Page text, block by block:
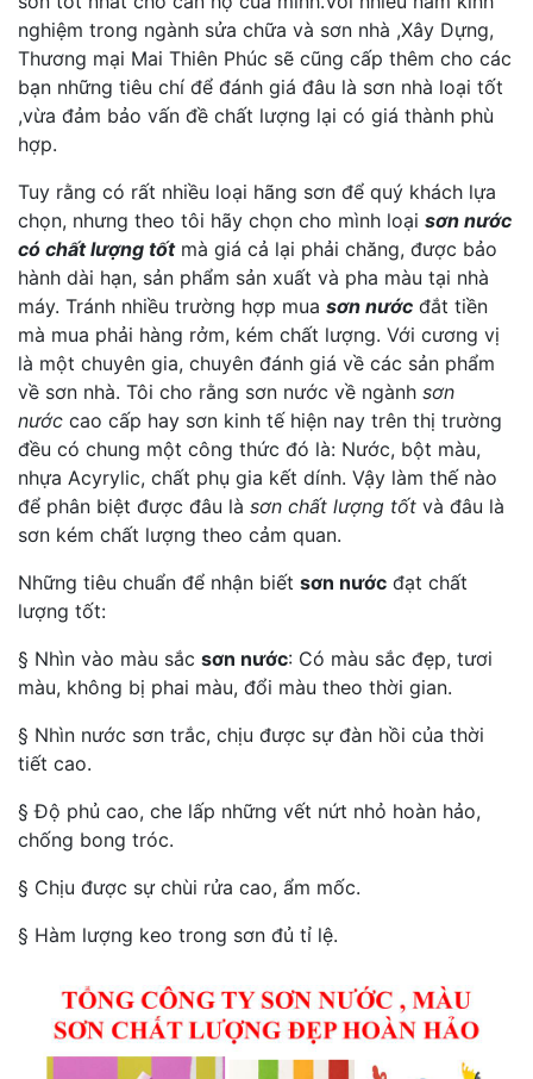
nghiệm trong ngành sửa chữa và sơn nhà ,Xây Dựng,
Thương mại Mai Thiên Phúc sẽ cũng cấp thêm cho các
bạn những tiêu chí để đánh giá đâu là sơn nhà loại tốt
,vừa đảm bảo vấn đề chất lượng lại có giá thành phù
hợp.
Tuy rằng có rất nhiều loại hãng sơn để quý khách lựa
chọn, nhưng theo tôi hãy chọn cho mình loại sơn nước
có chất lượng tốtmà giá cả lại phải chăng, được bảo
hành dài hạn, sản phẩm sản xuất và pha màu tại nhà
máy. Tránh nhiều trường hợp mua sơn nước đắt tiền
mà mua phải hàng rởm, kém chất lượng. Với cương vị
là một chuyên gia, chuyên đánh giá về các sản phẩm
về sơn nhà. Tôi cho rằng sơn nước về ngành sơn
nước cao cấp hay sơn kinh tế hiện nay trên thị trường
đều có chung một công thức đó là: Nước, bột màu,
nhựa Acyrylic, chất phụ gia kết dính. Vậy làm thế nào
để phân biệt được đâu là sơn chất lượng tốt và đâu là
sơn kém chất lượng theo cảm quan.
Những tiêu chuẩn để nhận biết sơn nước đạt chất
lượng tốt:
§ Nhìn vào màu sắc sơn nước: Có màu sắc đẹp, tươi
màu, không bị phai màu, đổi màu theo thời gian.
§ Nhìn nước sơn trắc, chịu được sự đàn hồi của thời
tiết cao.
§ Độ phủ cao, che lấp những vết nứt nhỏ hoàn hảo,
chống bong tróc.
§ Chịu được sự chùi rửa cao, ẩm mốc.
§ Hàm lượng keo trong sơn đủ tỉ lệ.